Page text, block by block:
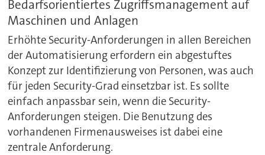
Bedarfsorientiertes Zugriffsmanagement auf
Maschinen und Anlagen
Erhöhte Security-Anforderungen in allen Bereichen
der Automatisierung erfordern ein abgestuftes
Konzept zur Identifizierung von Personen, was auch
für jeden Security-Grad einsetzbar ist. Es sollte
einfach anpassbar sein, wenn die Security-
Anforderungen steigen. Die Benutzung des
vorhandenen Firmenausweises ist dabei eine
zentrale Anforderung.